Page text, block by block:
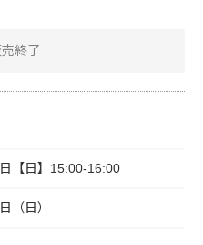
終了
【日】15:00-16:00
（日）